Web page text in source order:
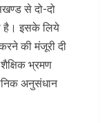
से दो-दो
है। इसके लिये
की मंजूरी दी
भ्रमण
अनुसंधान